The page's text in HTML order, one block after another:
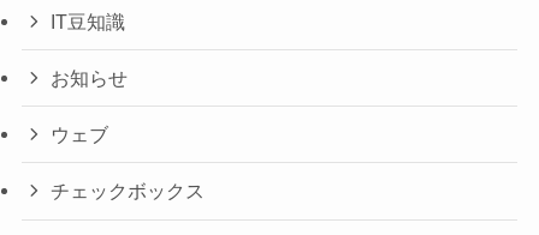
IT豆知識
お知らせ
ウェブ
チェックボックス